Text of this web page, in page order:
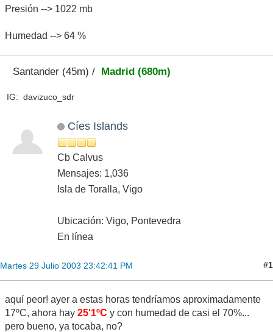
Presión --> 1022 mb
Humedad --> 64 %
Santander (45m) / Madrid (680m)
IG: davizuco_sdr
Cíes Islands
Cb Calvus
Mensajes: 1,036
Isla de Toralla, Vigo
Ubicación: Vigo, Pontevedra
En línea
Martes 29 Julio 2003 23:42:41 PM #1
aquí peor! ayer a estas horas tendríamos aproximadamente
17ºC, ahora hay 25'1ºC y con humedad de casi el 70%...
pero bueno, ya tocaba, no?